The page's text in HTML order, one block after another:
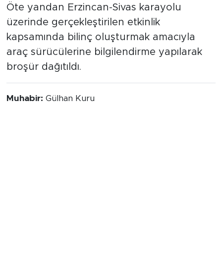
Öte yandan Erzincan-Sivas karayolu
üzerinde gerçekleştirilen etkinlik
kapsamında bilinç oluşturmak amacıyla
araç sürücülerine bilgilendirme yapılarak
broşür dağıtıldı.
Muhabir: Gülhan Kuru